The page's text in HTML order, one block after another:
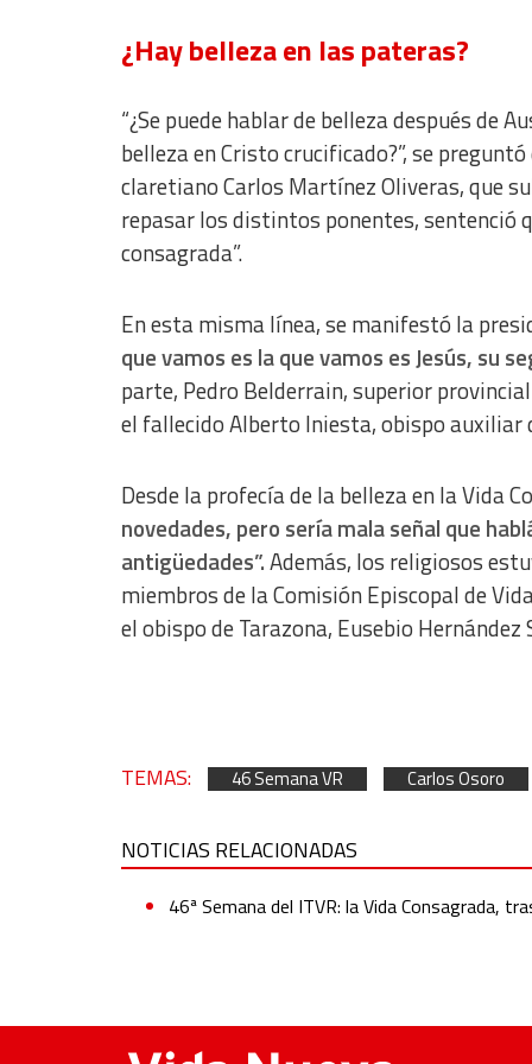
¿Hay belleza en las pateras?
“¿Se puede hablar de belleza después de
belleza en Cristo crucificado?”, se
claretiano Carlos Martínez Oliveras, que
repasar los distintos ponentes, sentenció
consagrada”.
En esta misma línea, se manifestó la
que vamos es la que vamos es Jesús, su
parte, Pedro Belderrain, superior
el fallecido Alberto Iniesta, obispo auxiliar
Desde la profecía de la belleza en la Vida
novedades, pero sería mala señal que
antigüedades”.Además, los religiosos
miembros de la Comisión Episcopal de
el obispo de Tarazona, Eusebio
TEMAS: 46 Semana VR Carlos Osoro
NOTICIAS RELACIONADAS
46ª Semana del ITVR: la Vida Consagrada,
Advertising